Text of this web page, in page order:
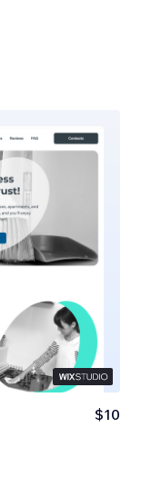
$10